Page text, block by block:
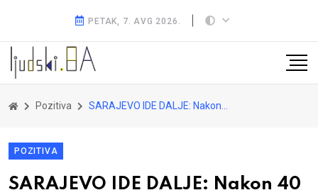
PETAK, 7. AVG 2026.
Pozitiva SARAJEVO IDE DALJE: Nakon 40 godina gradom voze novi tramvaji, ali to je tek početak
POZITIVA
SARAJEVO IDE DALJE: Nakon 40